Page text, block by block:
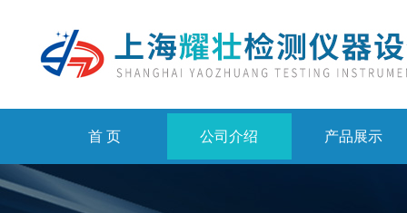
首 页 公司介绍 产品展示